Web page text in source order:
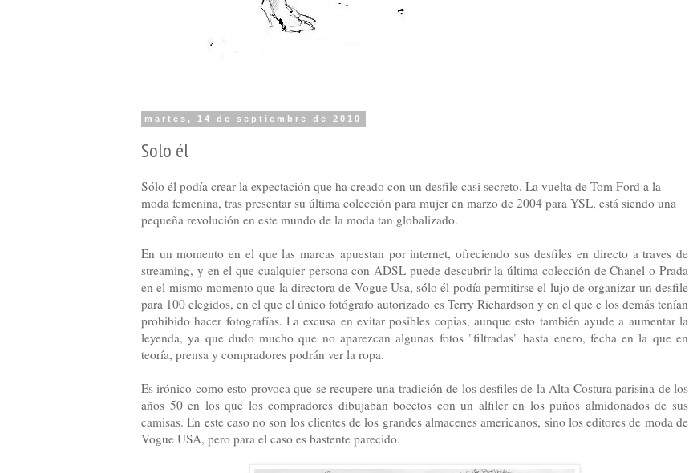
martes, 14 de septiembre de 2010
Solo él
Sólo él podía crear la expectación que ha creado con un desfile casi secreto. La vuelta de Tom Ford a la
moda femenina, tras presentar su última colección para mujer en marzo de 2004 para YSL, está siendo una
pequeña revolución en este mundo de la moda tan globalizado.
En un momento en el que las marcas apuestan por internet, ofreciendo sus desfiles en directo a traves de
streaming, y en el que cualquier persona con ADSL puede descubrir la última colección de Chanel o Prada
en el mismo momento que la directora de Vogue Usa, sólo él podía permitirse el lujo de organizar un desfile
para 100 elegidos, en el que el único fotógrafo autorizado es Terry Richardson y en el que e los demás tenían
prohibido hacer fotografías. La excusa en evitar posibles copias, aunque esto también ayude a aumentar la
leyenda, ya que dudo mucho que no aparezcan algunas fotos "filtradas" hasta enero, fecha en la que en
teoría, prensa y compradores podrán ver la ropa.
Es irónico como esto provoca que se recupere una tradición de los desfiles de la Alta Costura parisina de los
años 50 en los que los compradores dibujaban bocetos con un alfiler en los puños almidonados de sus
camisas. En este caso no son los clientes de los grandes almacenes americanos, sino los editores de moda de
Vogue USA, pero para el caso es bastente parecido.